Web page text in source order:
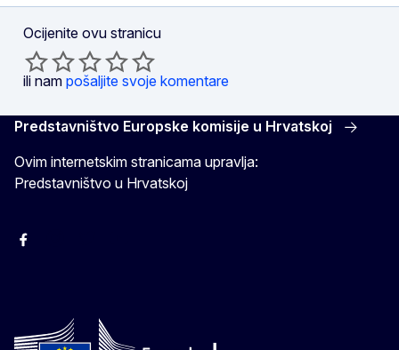
Ocijenite ovu stranicu
ili nam pošaljite svoje komentare
Predstavništvo Europske komisije u Hrvatskoj
Ovim internetskim stranicama upravlja:
Predstavništvo u Hrvatskoj
Facebook